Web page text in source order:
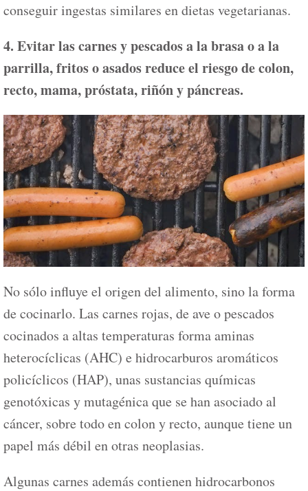
conseguir ingestas similares en dietas vegetarianas.
4. Evitar las carnes y pescados a la brasa o a la
parrilla, fritos o asados reduce el riesgo de colon,
recto, mama, próstata, riñón y páncreas.
No sólo influye el origen del alimento, sino la forma
de cocinarlo. Las carnes rojas, de ave o pescados
cocinados a altas temperaturas forma aminas
heterocíclicas (AHC) e hidrocarburos aromáticos
policíclicos (HAP), unas sustancias químicas
genotóxicas y mutagénica que se han asociado al
cáncer, sobre todo en colon y recto, aunque tiene un
papel más débil en otras neoplasias.
Algunas carnes además contienen hidrocarbonos